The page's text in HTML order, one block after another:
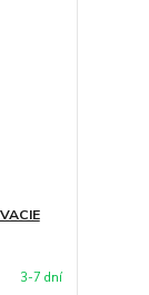
3-7 dní